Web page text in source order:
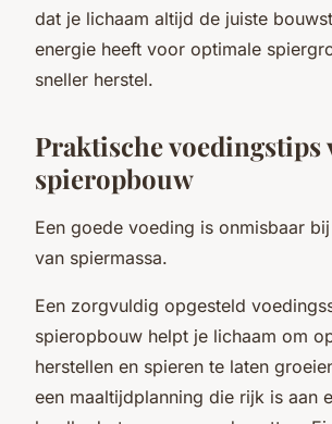
dat je lichaam altijd de juiste
energie heeft voor optimale
sneller herstel.
Praktische voedingstips
spieropbouw
Een goede voeding is onmisbaar
van spiermassa.
Een zorgvuldig opgesteld
spieropbouw helpt je lichaam om
herstellen en spieren te laten
een maaltijdplanning die rijk is aan